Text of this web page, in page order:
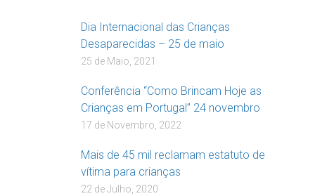
Dia Internacional das Crianças
Desaparecidas – 25 de maio
25 de Maio, 2021
Conferência “Como Brincam Hoje as
Crianças em Portugal” 24 novembro
17 de Novembro, 2022
Mais de 45 mil reclamam estatuto de
vítima para crianças
22 de Julho, 2020